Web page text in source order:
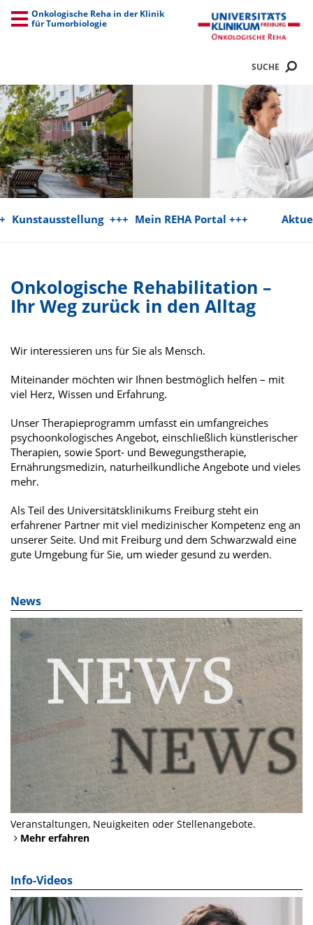
Onkologische Reha in der Klinik
für Tumorbiologie
+++ Mein REHA Portal +++ Aktuelle
Onkologische Rehabilitation –
Ihr Weg zurück in den Alltag
Wir interessieren uns für Sie als Mensch.
Miteinander möchten wir Ihnen bestmöglich helfen – mit
viel Herz, Wissen und Erfahrung.
Unser Therapieprogramm umfasst ein umfangreiches
psychoonkologisches Angebot, einschließlich künstlerischer
Therapien, sowie Sport- und Bewegungstherapie,
Ernährungsmedizin, naturheilkundliche Angebote und vieles
mehr.
Als Teil des Universitätsklinikums Freiburg steht ein
erfahrener Partner mit viel medizinischer Kompetenz eng an
unserer Seite. Und mit Freiburg und dem Schwarzwald eine
gute Umgebung für Sie, um wieder gesund zu werden.
News
Veranstaltungen, Neuigkeiten oder Stellenangebote.
Mehr erfahren
Info-Videos